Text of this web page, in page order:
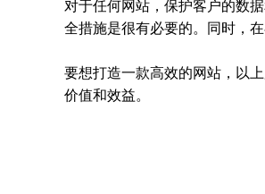
对于任何网站，保护客户的数
全措施是很有必要的。同时，
要想打造一款高效的网站，以
价值和效益。